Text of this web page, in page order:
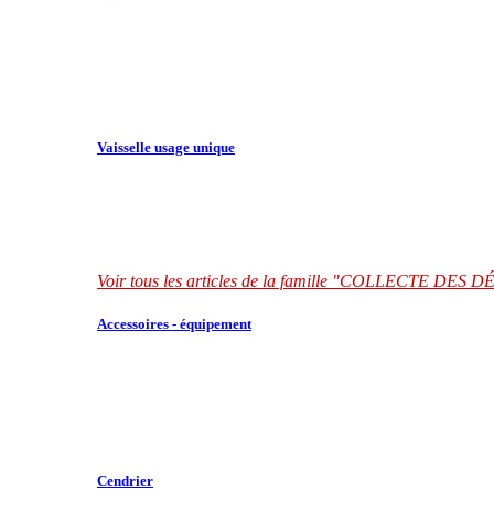
Vaisselle usage unique
Voir tous les articles de la famille "COLLECTE DES
Accessoires - équipement
Cendrier